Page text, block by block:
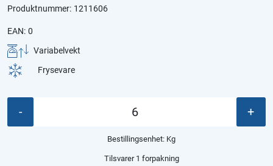
Produktnummer: 1211606
EAN: 0
Variabelvekt
Frysevare
- +
Bestillingsenhet: Kg
Tilsvarer 1 forpakning